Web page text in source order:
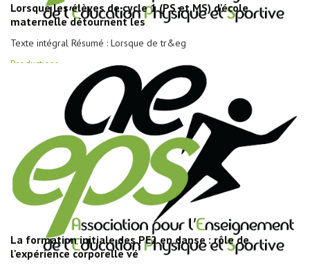
Lorsque les élèves de cycle 1 (PS et MS) d'école
maternelle détournent les
Texte intégral Résumé : Lorsque de tr&eg
Productions
La formation initiale des PE2 en danse : rôle de
l'expérience corporelle vé